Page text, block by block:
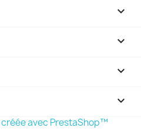



keyboard_arrow_down
avec PrestaShop™